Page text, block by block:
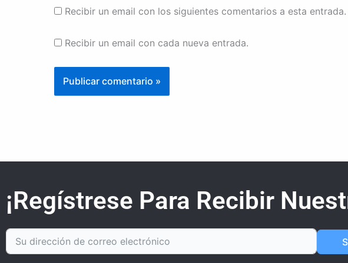
Recibir un email con los siguientes comentarios a esta entrada.
Recibir un email con cada nueva entrada.
¡Regístrese Para Recibir